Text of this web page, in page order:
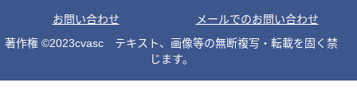
お問い合わせ
メールでのお問い合わせ
著作権 ©2023cvasc テキスト、画像等の無断複写・転載を固く禁
じます。